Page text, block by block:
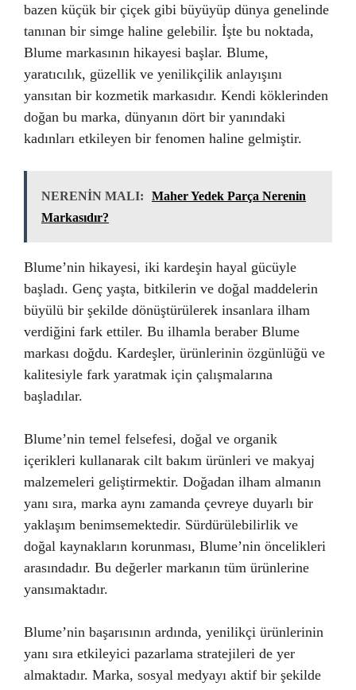
bazen küçük bir çiçek gibi büyüyüp dünya genelinde
tanınan bir simge haline gelebilir. İşte bu noktada,
Blume markasının hikayesi başlar. Blume,
yaratıcılık, güzellik ve yenilikçilik anlayışını
yansıtan bir kozmetik markasıdır. Kendi köklerinden
doğan bu marka, dünyanın dört bir yanındaki
kadınları etkileyen bir fenomen haline gelmiştir.
NERENİN MALI:
Maher Yedek Parça Nerenin
Markasıdır?
Blume’nin hikayesi, iki kardeşin hayal gücüyle
başladı. Genç yaşta, bitkilerin ve doğal maddelerin
büyülü bir şekilde dönüştürülerek insanlara ilham
verdiğini fark ettiler. Bu ilhamla beraber Blume
markası doğdu. Kardeşler, ürünlerinin özgünlüğü ve
kalitesiyle fark yaratmak için çalışmalarına
başladılar.
Blume’nin temel felsefesi, doğal ve organik
içerikleri kullanarak cilt bakım ürünleri ve makyaj
malzemeleri geliştirmektir. Doğadan ilham almanın
yanı sıra, marka aynı zamanda çevreye duyarlı bir
yaklaşım benimsemektedir. Sürdürülebilirlik ve
doğal kaynakların korunması, Blume’nin öncelikleri
arasındadır. Bu değerler markanın tüm ürünlerine
yansımaktadır.
Blume’nin başarısının ardında, yenilikçi ürünlerinin
yanı sıra etkileyici pazarlama stratejileri de yer
almaktadır. Marka, sosyal medyayı aktif bir şekilde